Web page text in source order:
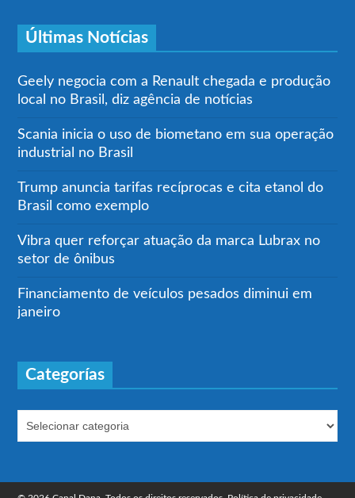
Últimas Notícias
Geely negocia com a Renault chegada e produção
local no Brasil, diz agência de notícias
Scania inicia o uso de biometano em sua operação
industrial no Brasil
Trump anuncia tarifas recíprocas e cita etanol do
Brasil como exemplo
Vibra quer reforçar atuação da marca Lubrax no
setor de ônibus
Financiamento de veículos pesados diminui em
janeiro
Categorías